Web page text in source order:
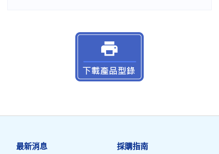
最新消息 採購指南